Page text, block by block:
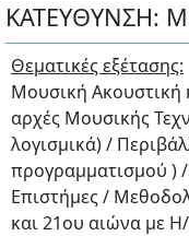
ΚΑΤΕΥΘΥΝΣΗ:
Θεματικές εξέτασης:
Μουσική Ακουστική
αρχές Μουσικής
λογισμικά) /
προγραμματισμού )
Επιστήμες /
και 21ου αιώνα με